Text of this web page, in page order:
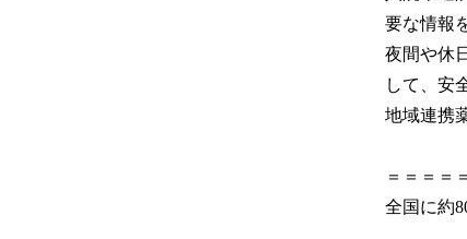
要な情報
夜間や休
して、安
地域連携
＝＝＝＝
全国に約